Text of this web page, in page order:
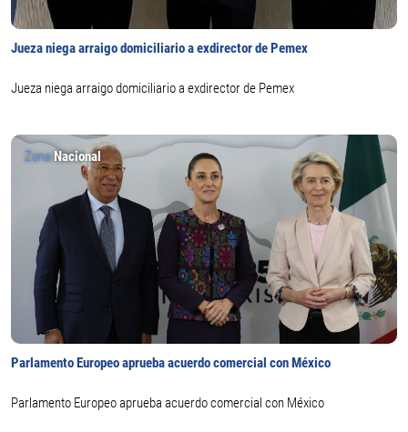
Jueza niega arraigo domiciliario a exdirector de Pemex
Jueza niega arraigo domiciliario a exdirector de Pemex
ZonaNacional
Parlamento Europeo aprueba acuerdo comercial con México
Parlamento Europeo aprueba acuerdo comercial con México